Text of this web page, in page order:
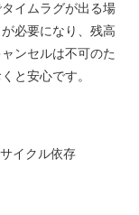
イムラグが出る場
必要になり、残高
ンセルは不可のた
と安心です。
イクル依存